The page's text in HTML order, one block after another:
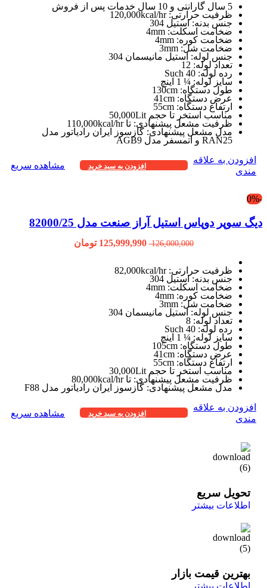
5 سال گارانتی و 10 سال خدمات پس از فروش
ظرفیت حرارتی: 120,000kcal/hr
جنس بدنه: استیل 304
ضخامت اسکلت: 4mm
ضخامت کوره: 4mm
ضخامت شل: 3mm
جنس لوله: استیل مانیسمان 304
تعداد لوله: 12
رده لوله: Such 40
سایز لوله: ¼ 1 اینچ
طول دستگاه: 130cm
عرض دستگاه: 41cm
ارتفاع دستگاه: 55cm
مناسب استخر تا حجم 50,000Lit
ظرفیت مشعل پیشنهادی: تا 110,000kcal/hr
مدل مشعل پیشنهادی: گازسوز ایران رادیاتور مدل
RAN25 و اتمسفر مدل AGB9
افزودن به علاقه
مندی
افزودن به سبد خرید مشاهده سریع
-0%
دیگ سوپر دوپاس استیل آراز صنعت مدل 82000/25
126,000,000
125,999,990 تومان
ظرفیت حرارتی: 82,000kcal/hr
جنس بدنه: استیل 304
ضخامت اسکلت: 4mm
ضخامت کوره: 4mm
ضخامت شل: 3mm
جنس لوله: استیل مانیسمان 304
تعداد لوله: 8
رده لوله: Such 40
سایز لوله: ¼ 1 اینچ
طول دستگاه: 105cm
عرض دستگاه: 41cm
ارتفاع دستگاه: 55cm
مناسب استخر تا حجم 30,000Lit
ظرفیت مشعل پیشنهادی: تا 80,000kcal/hr
مدل مشعل پیشنهادی: گازسوز ایران رادیاتور مدل F88
افزودن به علاقه
مندی
افزودن به سبد خرید مشاهده سریع
تحویل سریع
اطلاعات بیشتر
بهترین قیمت بازار
اطلاعات بیشتر